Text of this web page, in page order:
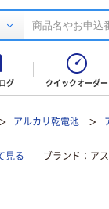
グ クイックオーダー
アルカリ乾電池
見る ブランド ア